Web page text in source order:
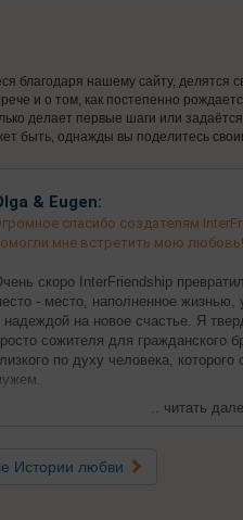
благодаря нашему сайту, делятся
и о том, как постепенно
делает первые шаги или
быть, однажды вы поделитесь
& Eugen:
спасибо создателям
мне встретить мою любовь!
скоро InterFriendship
- место, наполненное жизнью,
надеждой на новое счастье. Я
сожителя для гражданского
по духу человека,
.. читать
Истории любви